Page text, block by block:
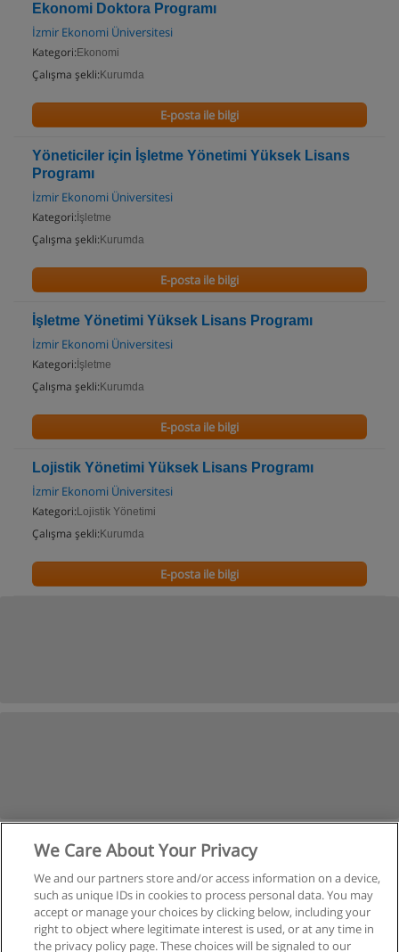
Ekonomi Doktora Programı
İzmir Ekonomi Üniversitesi
Kategori: Ekonomi
Çalışma şekli: Kurumda
E-posta ile bilgi
Yöneticiler için İşletme Yönetimi Yüksek Lisans
Programı
İzmir Ekonomi Üniversitesi
Kategori: İşletme
Çalışma şekli: Kurumda
E-posta ile bilgi
İşletme Yönetimi Yüksek Lisans Programı
İzmir Ekonomi Üniversitesi
Kategori: İşletme
Çalışma şekli: Kurumda
E-posta ile bilgi
Lojistik Yönetimi Yüksek Lisans Programı
İzmir Ekonomi Üniversitesi
Kategori: Lojistik Yönetimi
Çalışma şekli: Kurumda
E-posta ile bilgi
We Care About Your Privacy
We and our partners store and/or access information on a device,
such as unique IDs in cookies to process personal data. You may
accept or manage your choices by clicking below, including your
right to object where legitimate interest is used, or at any time in
the privacy policy page. These choices will be signaled to our